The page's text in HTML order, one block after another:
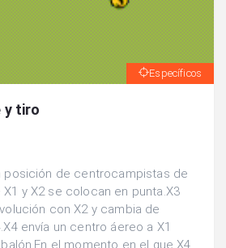
Específicos
y tiro
posición de centrocampistas de
y X2 se colocan en punta.X3
con X2 y cambia de
envía un centro áereo a X1
el momento en el que X4